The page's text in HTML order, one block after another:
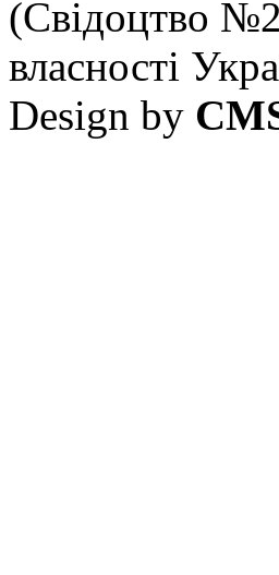
(Свідоцтво
власності
Design by